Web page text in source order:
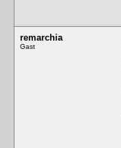
remarchia
Gast